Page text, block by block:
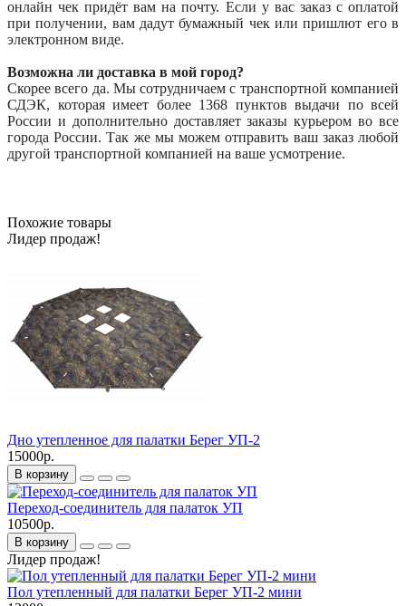
онлайн чек придёт вам на почту. Если у вас заказ с оплатой
при получении, вам дадут бумажный чек или пришлют его в
электронном виде.
Возможна ли доставка в мой город?
Скорее всего да. Мы сотрудничаем с транспортной компанией
СДЭК, которая имеет более 1368 пунктов выдачи по всей
России и дополнительно доставляет заказы курьером во все
города России. Так же мы можем отправить ваш заказ любой
другой транспортной компанией на ваше усмотрение.
Похожие товары
Лидер продаж!
Дно утепленное для палатки Берег УП-2
15000р.
В корзину
Переход-соединитель для палаток УП
10500р.
В корзину
Лидер продаж!
Пол утепленный для палатки Берег УП-2 мини